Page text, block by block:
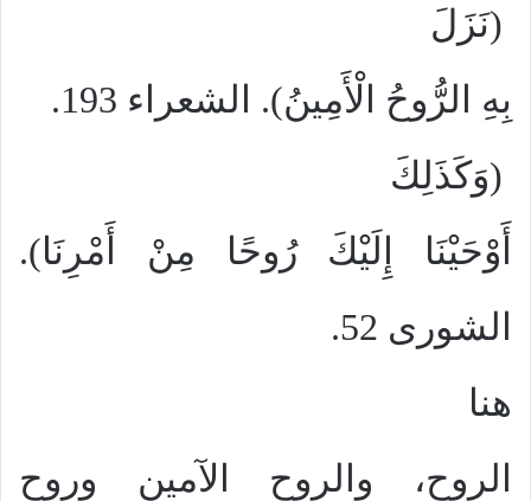
(نَزَلَ
بِهِ الرُّوحُ الْأَمِينُ). الشعراء 193.
(وَكَذَلِكَ
أَوْحَيْنَا إِلَيْكَ رُوحًا مِنْ أَمْرِنَا).
الشورى 52.
هنا
الروح، والروح الآمين وروح